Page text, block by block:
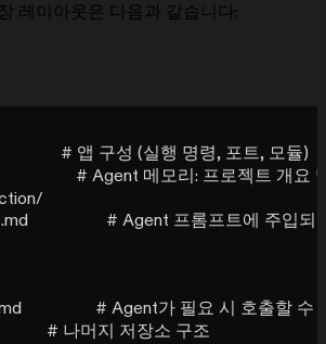
레이아웃은 다음과 같습니다:
# 앱 구성 (실행 명령, 포트, 모듈)
# Agent 메모리: 프로젝트 개요
# Agent 프롬프트에 주입되
# Agent가 필요 시 호출할 수
# 나머지 저장소 구조